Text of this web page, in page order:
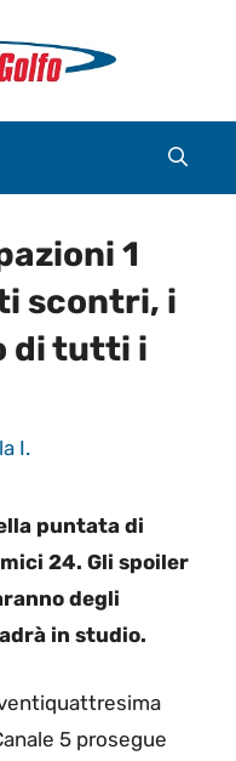
1
scontri, i
di tutti i
I.
puntata di
24. Gli spoiler
degli
in studio.
5 prosegue